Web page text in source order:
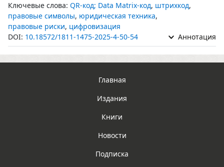
Ключевые слова: QR-код; Data Matrix-код, штрихкод,
правовые символы, юридическая техника,
правовые риски, цифровизация
DOI: 10.18572/1811-1475-2025-4-50-54 Аннотация
Главная
Издания
Книги
Новости
Подписка